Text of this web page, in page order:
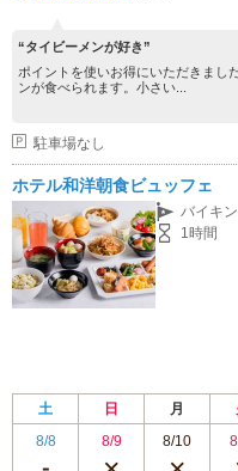
“タイビーメンが好き”
ポイントを使いお得にいただきまし
ンが食べられます。小さい...
駐車場なし
ホテル和洋朝食ビュッフェ
バイキ
1時間
土 日 月
8/8
8/9 8/10